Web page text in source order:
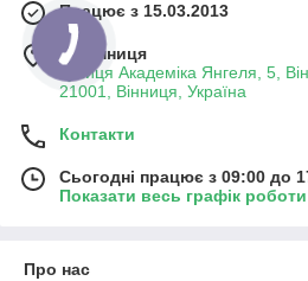
Працює з 15.03.2013
м. Вінниця
вулиця Академіка Янгеля, 5,
21001, Вінниця, Україна
Контакти
Сьогодні працює з 09:00 до
Показати весь графік роботи
Про нас